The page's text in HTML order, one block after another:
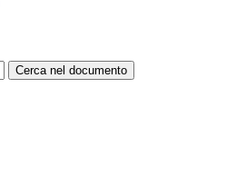
Cerca nel documento